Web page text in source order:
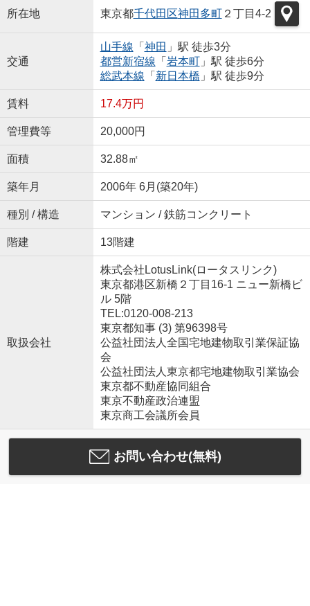
所在地 東京都千代田区神田多町２丁目4-2
交通
山手線 「 神田 」駅 徒歩3分
都営新宿線 「 岩本町」駅 徒歩6分
総武本線 「 新日本橋 」駅 徒歩9分
賃料 17.4万円
管理費等 20,000円
面積 32.88㎡
築年月 2006年 6月(築20年)
種別 / 構造 マンション / 鉄筋コンクリート
階建 13階建
取扱会社
株式会社LotusLink(ロータスリンク)
東京都港区新橋２丁目16-1 ニュー新橋ビ
ル 5階
TEL:0120-008-213
東京都知事 (3) 第96398号
公益社団法人全国宅地建物取引業保証協
会
公益社団法人東京都宅地建物取引業協会
東京都不動産協同組合
東京不動産政治連盟
東京商工会議所会員
お問い合わせ(無料)